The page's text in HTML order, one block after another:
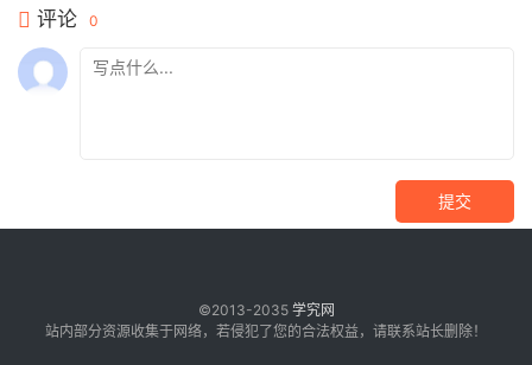
评论 0
提交
©2013-2035 学究网
站内部分资源收集于网络，若侵犯了您的合法权益，请联系站长删除！